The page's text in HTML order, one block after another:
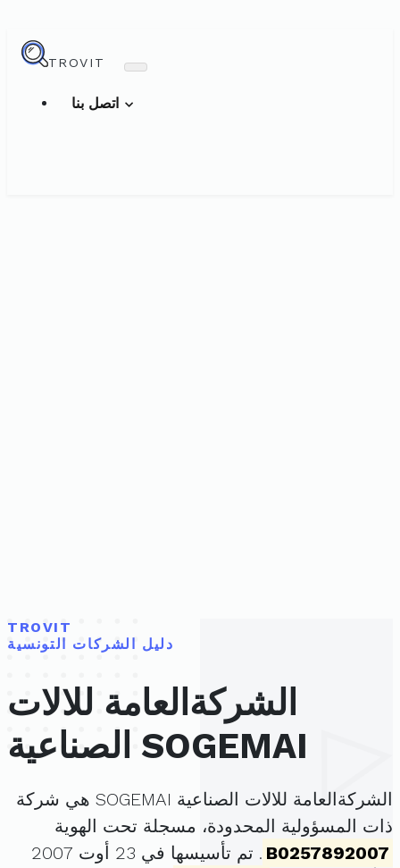
TROVIT
TROVIT
دليل الشركات التونسية
الشركةالعامة للالات
الصناعية SOGEMAI
الشركةالعامة للالات الصناعية SOGEMAI هي شركة
ذات المسؤولية المحدودة، مسجلة تحت الهوية
B0257892007
. تم تأسيسها في 23 أوت 2007